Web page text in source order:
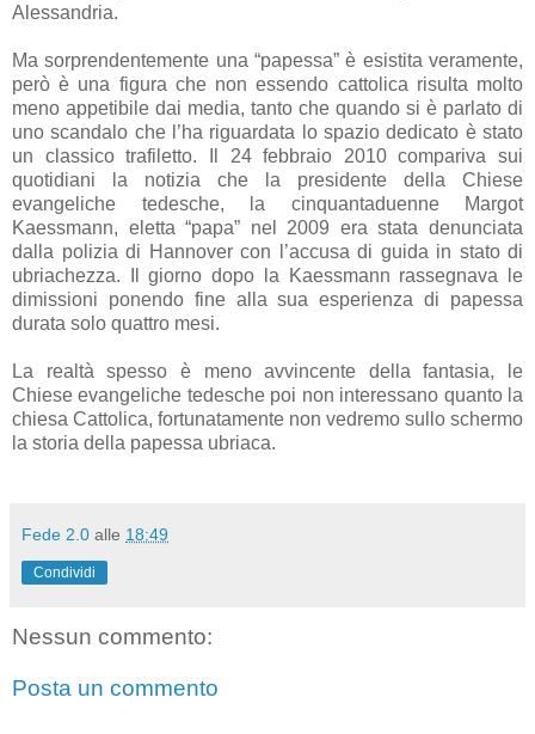
Alessandria.
Ma sorprendentemente una “papessa” è esistita veramente,
però è una figura che non essendo cattolica risulta molto
meno appetibile dai media, tanto che quando si è parlato di
uno scandalo che l’ha riguardata lo spazio dedicato è stato
un classico trafiletto. Il 24 febbraio 2010 compariva sui
quotidiani la notizia che la presidente della Chiese
evangeliche tedesche, la cinquantaduenne Margot
Kaessmann, eletta “papa” nel 2009 era stata denunciata
dalla polizia di Hannover con l’accusa di guida in stato di
ubriachezza. Il giorno dopo la Kaessmann rassegnava le
dimissioni ponendo fine alla sua esperienza di papessa
durata solo quattro mesi.
La realtà spesso è meno avvincente della fantasia, le
Chiese evangeliche tedesche poi non interessano quanto la
chiesa Cattolica, fortunatamente non vedremo sullo schermo
la storia della papessa ubriaca.
Fede 2.0 alle 18:49
Condividi
Nessun commento:
Posta un commento